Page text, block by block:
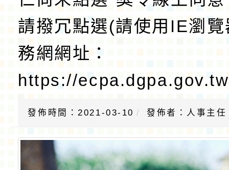
請撥冗點選(請使用IE瀏
務網網址：
https://
發佈時間：2021-03-10 發佈者：人事主任